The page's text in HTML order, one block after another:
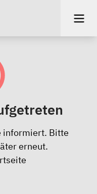
informiert. Bitte
erneut.